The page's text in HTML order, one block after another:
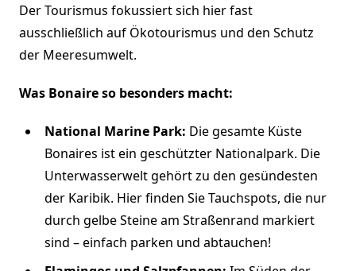
Der Tourismus fokussiert sich hier fast
ausschließlich auf Ökotourismus und den Schutz
der Meeresumwelt.
Was Bonaire so besonders macht:
National Marine Park: Die gesamte Küste
Bonaires ist ein geschützter Nationalpark. Die
Unterwasserwelt gehört zu den gesündesten
der Karibik. Hier finden Sie Tauchspots, die nur
durch gelbe Steine am Straßenrand markiert
sind – einfach parken und abtauchen!